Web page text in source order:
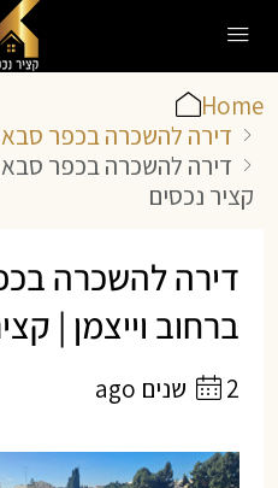
Home
דירה להשכרה בכפר סבא 3 חדרים ברחוב וייצמן
קציר נכסים
ברחוב וייצמן |
2 שנים ago